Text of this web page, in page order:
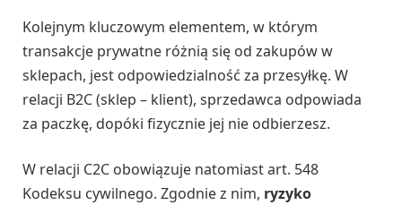
Kolejnym kluczowym elementem, w którym
transakcje prywatne różnią się od zakupów w
sklepach, jest odpowiedzialność za przesyłkę. W
relacji B2C (sklep – klient), sprzedawca odpowiada
za paczkę, dopóki fizycznie jej nie odbierzesz.
W relacji C2C obowiązuje natomiast art. 548
Kodeksu cywilnego. Zgodnie z nim, ryzyko